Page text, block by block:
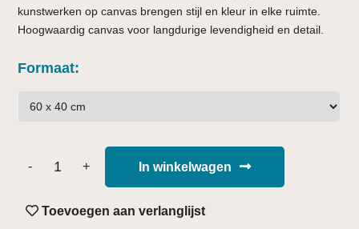
kunstwerken op canvas brengen stijl en kleur in elke ruimte.
Hoogwaardig canvas voor langdurige levendigheid en detail.
Formaat
In winkelwagen
Toevoegen aan verlanglijst